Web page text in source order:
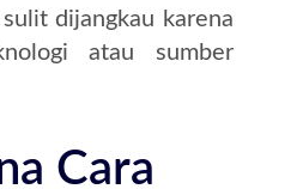
dijangkau karena
atau sumber
Cara